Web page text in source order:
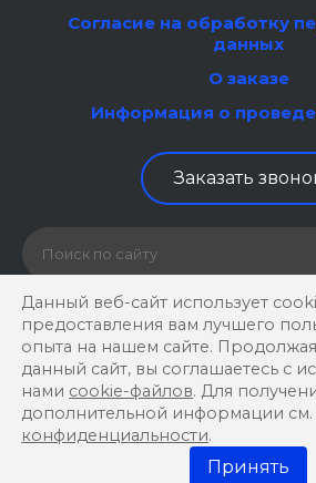
Согласие на обработку
данных
О заказе
Информация о
Заказать
© 2026 ООО «Труба 74», Все
Данный веб-сайт использует
предоставления вам лучшего
опыта на нашем сайте.
данный сайт, вы соглашаетесь с
нами cookie-файлов. Для
дополнительной информации см.
конфиденциальности.
Принять